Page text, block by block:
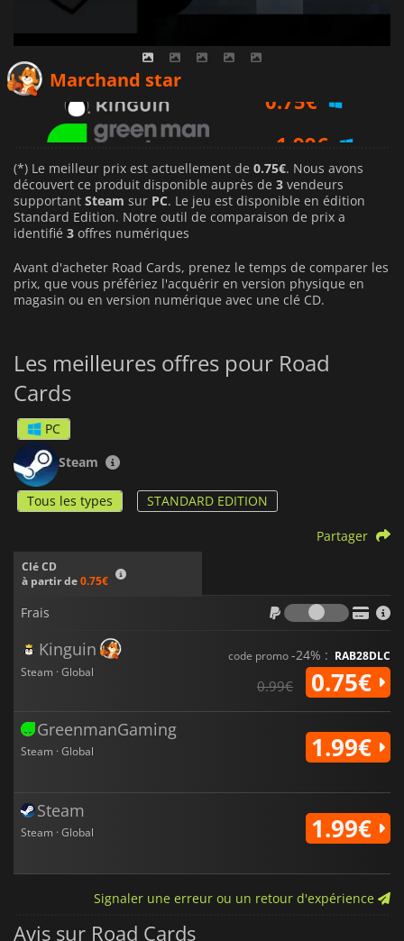
Marchand star
1.99€
(*) Le meilleur prix est actuellement de 0.75€. Nous avons
découvert ce produit disponible auprès de 3 vendeurs
supportant Steam sur PC. Le jeu est disponible en édition
Standard Edition. Notre outil de comparaison de prix a
identifié 3 offres numériques
Avant d'acheter Road Cards, prenez le temps de comparer les
prix, que vous préfériez l'acquérir en version physique en
magasin ou en version numérique avec une clé CD.
Les meilleures offres pour Road
Cards
PC
Steam
Tous les types STANDARD EDITION
Clé CD
à partir de0.75€
Partager
Frais
Frais
Kinguin
Steam · Global
code promo-24% : RAB28DLC
0.99€ 0.75€
GreenmanGaming
Steam · Global 1.99€
Steam
Steam · Global 1.99€
Signaler une erreur ou un retour d'expérience
Avis sur Road Cards